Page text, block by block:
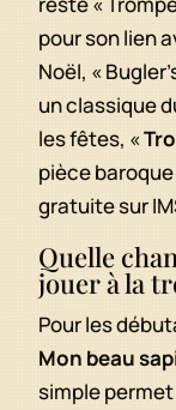
pour son lien
Noël, «
un classique
les fêtes, «
pièce
gratuite sur
Quelle
jouer à la
Pour les
Mon beau
simple